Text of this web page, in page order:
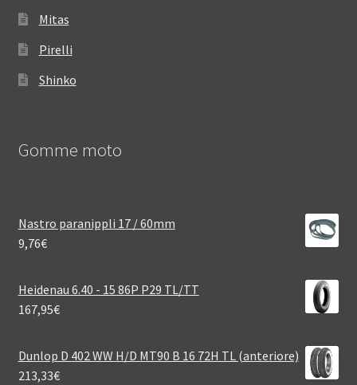
Mitas
Pirelli
Shinko
Gomme moto
Nastro paranippli 17 / 60mm
9,76€
Heidenau 6.40 - 15 86P P29 TL/TT
167,95€
Dunlop D 402 WW H/D MT90 B 16 72H TL (anteriore)
213,33€